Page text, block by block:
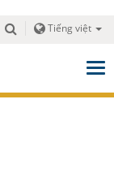
Tiếng việt